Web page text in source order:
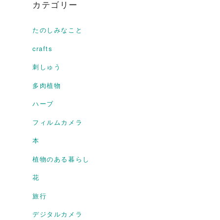
カテゴリー
たのしみなこと
crafts
刺しゅう
多肉植物
ハーブ
フィルムカメラ
本
植物のある暮らし
花
旅行
デジタルカメラ